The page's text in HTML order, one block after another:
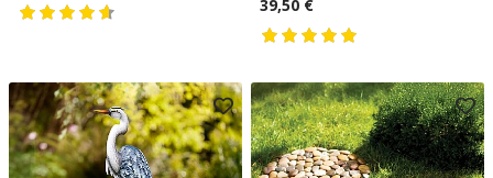
39,50 €